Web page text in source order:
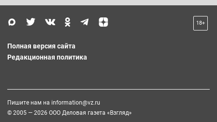
18+
Полная версия сайта
Редакционная политика
Пишите нам на information@vz.ru
© 2005 — 2026 ООО Деловая газета «Взгляд»